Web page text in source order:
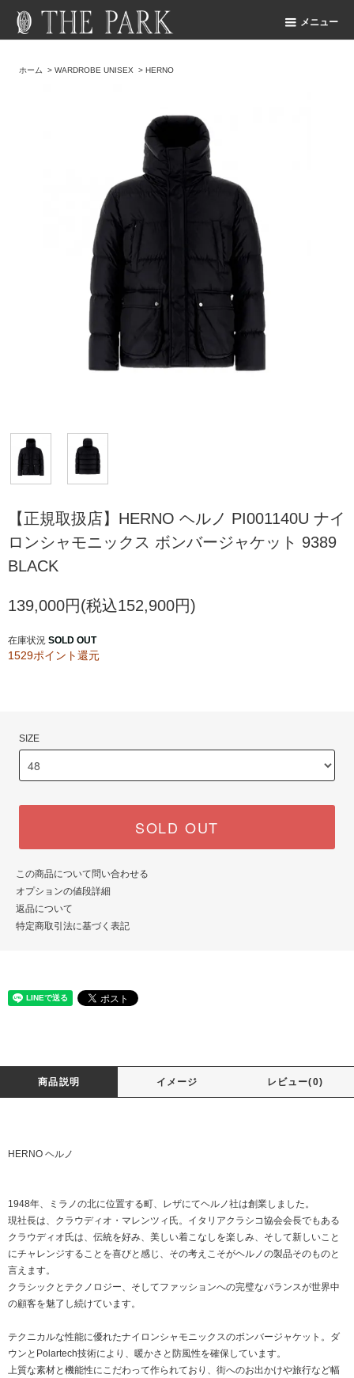
メニュー
ホーム >WARDROBE UNISEX >HERNO
【正規取扱店】HERNO ヘルノ PI001140U ナイ
ロンシャモニックス ボンバージャケット 9389
BLACK
139,000円(税込152,900円)
在庫状況 SOLD OUT
1529ポイント還元
SIZE
SOLD OUT
この商品について問い合わせる
オプションの値段詳細
返品について
特定商取引法に基づく表記
商品説明 イメージ レビュー(0)
HERNO ヘルノ
1948年、ミラノの北に位置する町、レザにてヘルノ社は創業しました。
現社長は、クラウディオ・マレンツィ氏。イタリアクラシコ協会会長でもある
クラウディオ氏は、伝統を好み、美しい着こなしを楽しみ、そして新しいこと
にチャレンジすることを喜びと感じ、その考えこそがヘルノの製品そのものと
言えます。
クラシックとテクノロジー、そしてファッションへの完璧なバランスが世界中
の顧客を魅了し続けています。
テクニカルな性能に優れたナイロンシャモニックスのボンバージャケット。ダ
ウンとPolartech技術により、暖かさと防風性を確保しています。
上質な素材と機能性にこだわって作られており、街へのお出かけや旅行など幅